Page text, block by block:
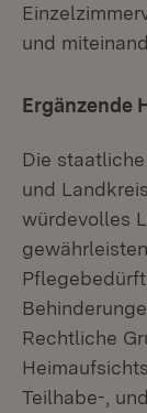
und
Ergänzende
Die
und
würdevolles
Rechtliche
Teilhabe-,